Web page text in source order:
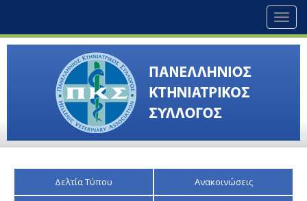
Δελτία Τύπου Ανακοινώσεις